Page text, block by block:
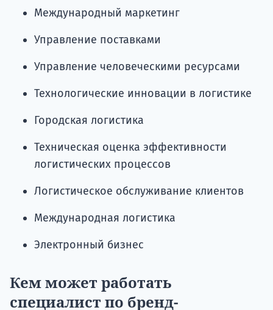
Международный маркетинг
Управление поставками
Управление человеческими ресурсами
Технологические инновации в логистике
Городская логистика
Техническая оценка эффективности
логистических процессов
Логистическое обслуживание клиентов
Международная логистика
Электронный бизнес
Кем может работать
специалист по бренд-